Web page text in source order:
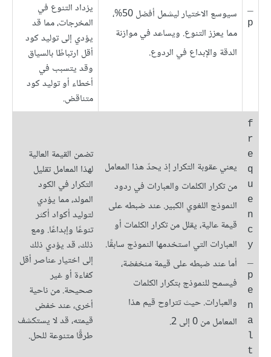
p
سيوسع الاختيار ليشمل أفضل 50%،
مما يعزز التنوع. ويساعد في موازنة
الدقة والإبداع في الردوع.
يزداد التنوع في
المخرجات، مما قد
يؤدي إلى توليد كود
أقل ارتباطًا بالسياق
وقد يتسبب في
أخطاء أو توليد كود
متناقض.
f
r
e
q
u
e
n
c
y
p
e
n
a
l
t
يعني عقوبة التكرار إذ يحدّ هذا المعامل
من تكرار الكلمات والعبارات في ردود
النموذج اللغوي الكبير. عند ضبطه على
قيمة عالية، يقلل من تكرار الكلمات أو
العبارات التي استخدمها النموذج سابقًا.
أما عند ضبطه على قيمة منخفضة،
فيسمح للنموذج بتكرار الكلمات
والعبارات. حيث تتراوح قيم هذا
المعامل من 0 إلى 2.
تضمن القيمة العالية
لهذا المعامل تقليل
التكرار في الكود
المولد، مما يؤدي
لتوليد أكواد أكثر
تنوعًا وإبداعًا. ومع
ذلك، قد يؤدي ذلك
إلى اختيار عناصر أقل
كفاءة أو غير
صحيحة. من ناحية
أخرى، عند خفض
قيمته، قد لا يستكشف
طرقًا متنوعة للحل.